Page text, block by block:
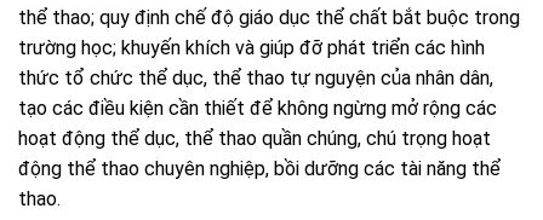
thể thao; quy định chế độ giáo dục thể chất bắt buộc trong
trường học; khuyến khích và giúp đỡ phát triển các hình
thức tổ chức thể dục, thể thao tự nguyện của nhân dân,
tạo các điều kiện cần thiết để không ngừng mở rộng các
hoạt động thể dục, thể thao quần chúng, chú trọng hoạt
động thể thao chuyên nghiệp, bồi dưỡng các tài năng thể
thao.